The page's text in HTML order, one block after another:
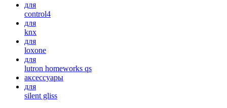
для
control4
для
knx
для
loxone
для
lutron homeworks qs
аксессуары
для
silent gliss